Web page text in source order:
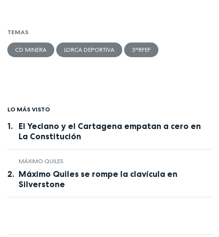
TEMAS
CD MINERA LORCA DEPORTIVA 3ªRFEF
LO MÁS VISTO
El Yeclano y el Cartagena empatan a cero en
La Constitución
MÁXIMO QUILES
Máximo Quiles se rompe la clavícula en
Silverstone